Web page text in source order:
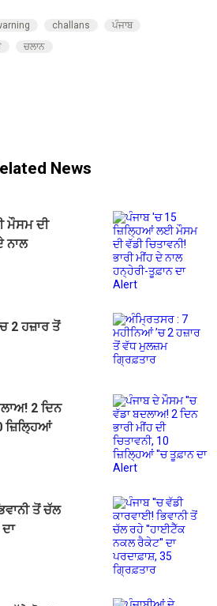
challans
ਪੰਜਾਬ
ਚਲਾਨ
News
ਮੌਸਮ ਦੀ
ਨਾਲ
2 ਹਜ਼ਾਰ ਤੋਂ
2 ਦਿਨ
ਜ਼ਿਲ੍ਹਿਆਂ
ਤੋਂ ਚੱਲ